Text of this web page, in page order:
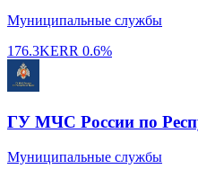
Муниципальные службы
176.3KERR 0.6%
ГУ МЧС России по
Муниципальные службы